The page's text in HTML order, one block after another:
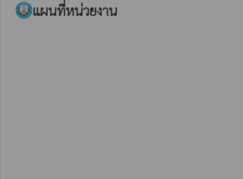
แผนที่หน่วยงาน